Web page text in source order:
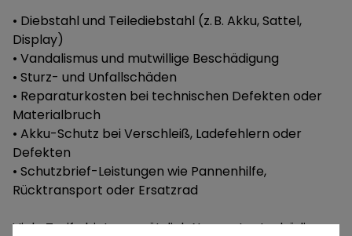
• Diebstahl und Teilediebstahl (z. B. Akku, Sattel,
Display)
• Vandalismus und mutwillige Beschädigung
• Sturz- und Unfallschäden
• Reparaturkosten bei technischen Defekten oder
Materialbruch
• Akku-Schutz bei Verschleiß, Ladefehlern oder
Defekten
• Schutzbrief-Leistungen wie Pannenhilfe,
Rücktransport oder Ersatzrad
Viele Tarife bieten zusätzlich Neuwertentschädigung,